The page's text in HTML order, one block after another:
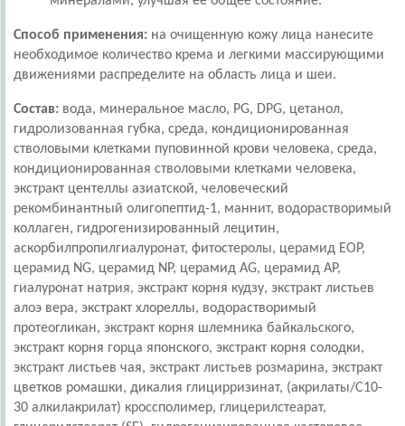
Способ применения: на очищенную кожу лица нанесите
необходимое количество крема и легкими массирующими
движениями распределите на область лица и шеи.
Состав: вода, минеральное масло, PG, DPG, цетанол,
гидролизованная губка, среда, кондиционированная
стволовыми клетками пуповинной крови человека, среда,
кондиционированная стволовыми клетками человека,
экстракт центеллы азиатской, человеческий
рекомбинантный олигопептид-1, маннит, водорастворимый
коллаген, гидрогенизированный лецитин,
аскорбилпропилгиалуронат, фитостеролы, церамид EOP,
церамид NG, церамид NP, церамид AG, церамид AP,
гиалуронат натрия, экстракт корня кудзу, экстракт листьев
алоэ вера, экстракт хлореллы, водорастворимый
протеогликан, экстракт корня шлемника байкальского,
экстракт корня горца японского, экстракт корня солодки,
экстракт листьев чая, экстракт листьев розмарина, экстракт
цветков ромашки, дикалия глицирризинат, (акрилаты/C10-
30 алкилакрилат) кроссполимер, глицерилстеарат,